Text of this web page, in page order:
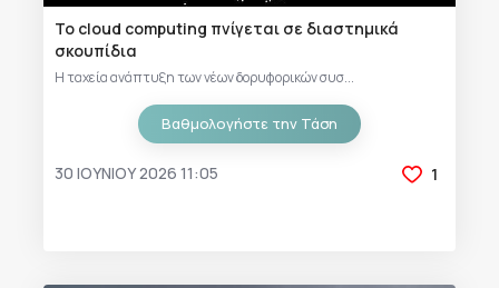
Το cloud computing πνίγεται σε διαστημικά
σκουπίδια
Η ταχεία ανάπτυξη των νέων δορυφορικών συσ...
Βαθμολογήστε την Τάση
30 ΙΟΥΝΊΟΥ 2026 11:05 1